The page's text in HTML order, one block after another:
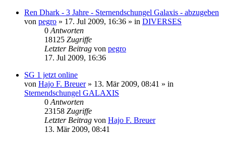
Ren Dhark - 3 Jahre - Sternendschungel Galaxis - abzugeben
von pegro » 17. Jul 2009, 16:36 » in DIVERSES
0 Antworten
18125 Zugriffe
Letzter Beitrag von pegro
17. Jul 2009, 16:36
SG 1 jetzt online
von Hajo F. Breuer» 13. Mär 2009, 08:41 » in
Sternendschungel GALAXIS
0 Antworten
23158 Zugriffe
Letzter Beitrag von Hajo F. Breuer
13. Mär 2009, 08:41